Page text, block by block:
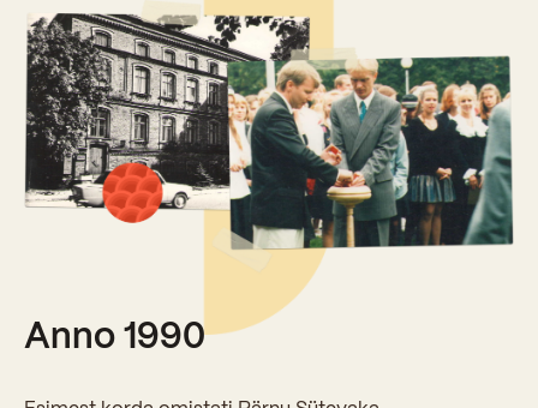
Eksamid ja arvestused
Õppesisu ülekandmine
Aastatöö
Loovtöö
Konsultatsioonid
Olümpiaadid
Rahvusvahelised projektid
Õpilased
Töötajad
Vilistlased
Medalid
Kooli aumärgid
Nõukogu ja õppenõukogu
Dokumendid
Sisseastumiskatsed
Miks Sütevaka?
Stipendiumid
Õppemaksusoodustused
In English
Stuudium Videod Galeriid
Anno 1990